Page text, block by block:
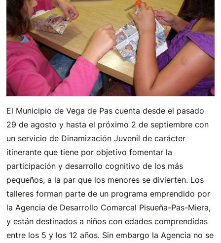
El Municipio de Vega de Pas cuenta desde el pasado
29 de agosto y hasta el próximo 2 de septiembre con
un servicio de Dinamización Juvenil de carácter
itinerante que tiene por objetivo fomentar la
participación y desarrollo cognitivo de los más
pequeños, a la par que los menores se divierten. Los
talleres forman parte de un programa emprendido por
la Agencia de Desarrollo Comarcal Pisueña-Pas-Miera,
y están destinados a niños con edades comprendidas
entre los 5 y los 12 años. Sin embargo la Agencia no se